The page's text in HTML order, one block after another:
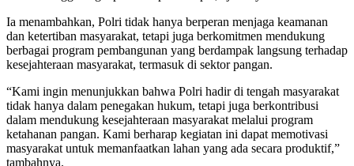
Ia menambahkan, Polri tidak hanya berperan menjaga keamanan
dan ketertiban masyarakat, tetapi juga berkomitmen mendukung
berbagai program pembangunan yang berdampak langsung terhadap
kesejahteraan masyarakat, termasuk di sektor pangan.
“Kami ingin menunjukkan bahwa Polri hadir di tengah masyarakat
tidak hanya dalam penegakan hukum, tetapi juga berkontribusi
dalam mendukung kesejahteraan masyarakat melalui program
ketahanan pangan. Kami berharap kegiatan ini dapat memotivasi
masyarakat untuk memanfaatkan lahan yang ada secara produktif,”
tambahnya.